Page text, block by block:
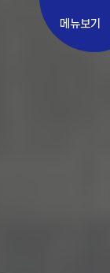
메뉴보기